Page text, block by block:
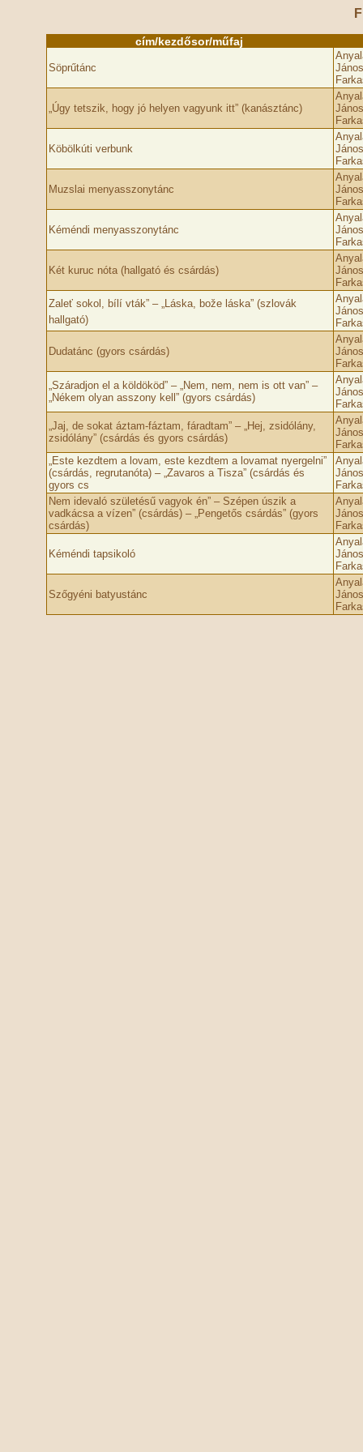
cím/kezdősor/műfaj
Söprűtánc
„Úgy tetszik, hogy jó helyen vagyunk itt” (kanásztánc)
Köbölkúti verbunk
Muzslai menyasszonytánc
Kéméndi menyasszonytánc
Két kuruc nóta (hallgató és csárdás)
Zaleť sokol, bílí vták” – „Láska, bože láska” (szlovák
hallgató)
Dudatánc (gyors csárdás)
„Száradjon el a köldököd” – „Nem, nem, nem is ott van” –
„Nékem olyan asszony kell” (gyors csárdás)
„Jaj, de sokat áztam-fáztam, fáradtam” – „Hej, zsidólány,
zsidólány” (csárdás és gyors csárdás)
„Este kezdtem a lovam, este kezdtem a lovamat nyergelni”
(csárdás, regrutanóta) – „Zavaros a Tisza” (csárdás és
gyors cs
Nem idevaló születésű vagyok én” – Szépen úszik a
vadkácsa a vízen” (csárdás) – „Pengetős csárdás” (gyors
csárdás)
Kéméndi tapsikoló
Szőgyéni batyustánc